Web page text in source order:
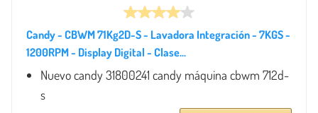
Candy - CBWM 71Kg2D-S - Lavadora Integración - 7KGS -
1200RPM - Display Digital - Clase...
Nuevo candy 31800241 candy máquina cbwm 712d-
s